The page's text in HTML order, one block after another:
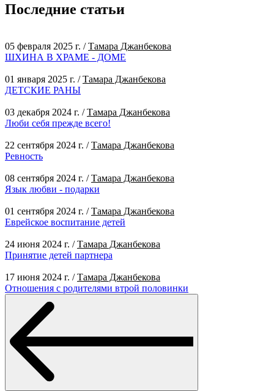
Последние статьи
05 февраля 2025 г. /Тамара Джанбекова
ШХИНА В ХРАМЕ - ДОМЕ
01 января 2025 г. /Тамара Джанбекова
ДЕТСКИЕ РАНЫ
03 декабря 2024 г. /Тамара Джанбекова
Люби себя прежде всего!
22 сентября 2024 г. /Тамара Джанбекова
Ревность
08 сентября 2024 г. /Тамара Джанбекова
Язык любви - подарки
01 сентября 2024 г. /Тамара Джанбекова
Еврейское воспитание детей
24 июня 2024 г. /Тамара Джанбекова
Принятие детей партнера
17 июня 2024 г. /Тамара Джанбекова
Отношения с родителями втрой половинки